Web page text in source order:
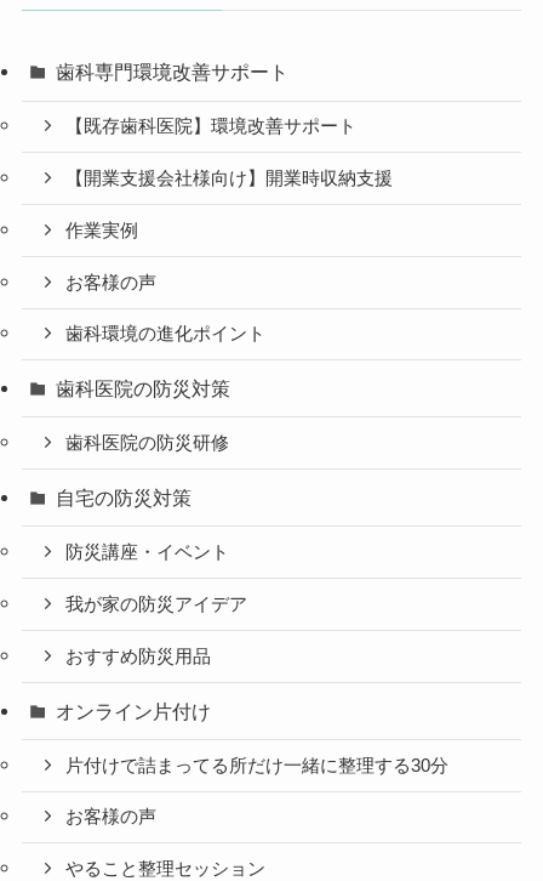
歯科専門環境改善サポート
【既存歯科医院】環境改善サポート
【開業支援会社様向け】開業時収納支援
作業実例
お客様の声
歯科環境の進化ポイント
歯科医院の防災対策
歯科医院の防災研修
自宅の防災対策
防災講座・イベント
我が家の防災アイデア
おすすめ防災用品
オンライン片付け
片付けで詰まってる所だけ一緒に整理する30分
お客様の声
やること整理セッション